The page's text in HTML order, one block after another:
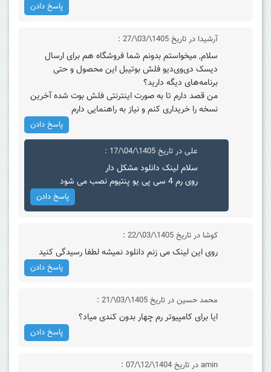
پاسخ دادن
آرشیدا در تاریخ 1405\/03\/27 :
سلام, میخواستم بدونم شما فروشگاه هم برای ارسال
دیسک دی‌وی‌دیو فلش بوتیبل این محصول و حتی
برنامه‌های دیگه دارید؟
من قصد دارم تا به صورت اینترنتی فلش بوت شده آخرین
نسخه را خریداری کنم و نیاز به راهنمایی دارم
پاسخ دادن
علی در تاریخ 1405\/04\/17 :
سلام لینک دانلود مشکل دار
روی رم 4 سی پی یو پنتیوم نصب می شود
پاسخ دادن
کوشا در تاریخ 1405\/03\/22 :
روی این لینک می زنم دانلود نمیشه لطفا رسیدگی کنید
پاسخ دادن
محمد حسین در تاریخ 1405\/03\/21 :
ایا برای کامپیوتر رم چهار بدون کندی میاد؟
پاسخ دادن
amin در تاریخ 1404\/12\/07 :